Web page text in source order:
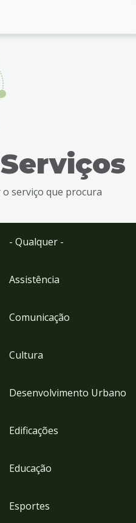
serviço que procura
- Qualquer -
Assistência
Comunicação
Cultura
Desenvolvimento Urbano
Edificações
Educação
Esportes